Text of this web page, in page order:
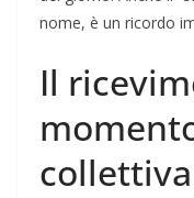
nome, è un ricordo
Il
collettiva